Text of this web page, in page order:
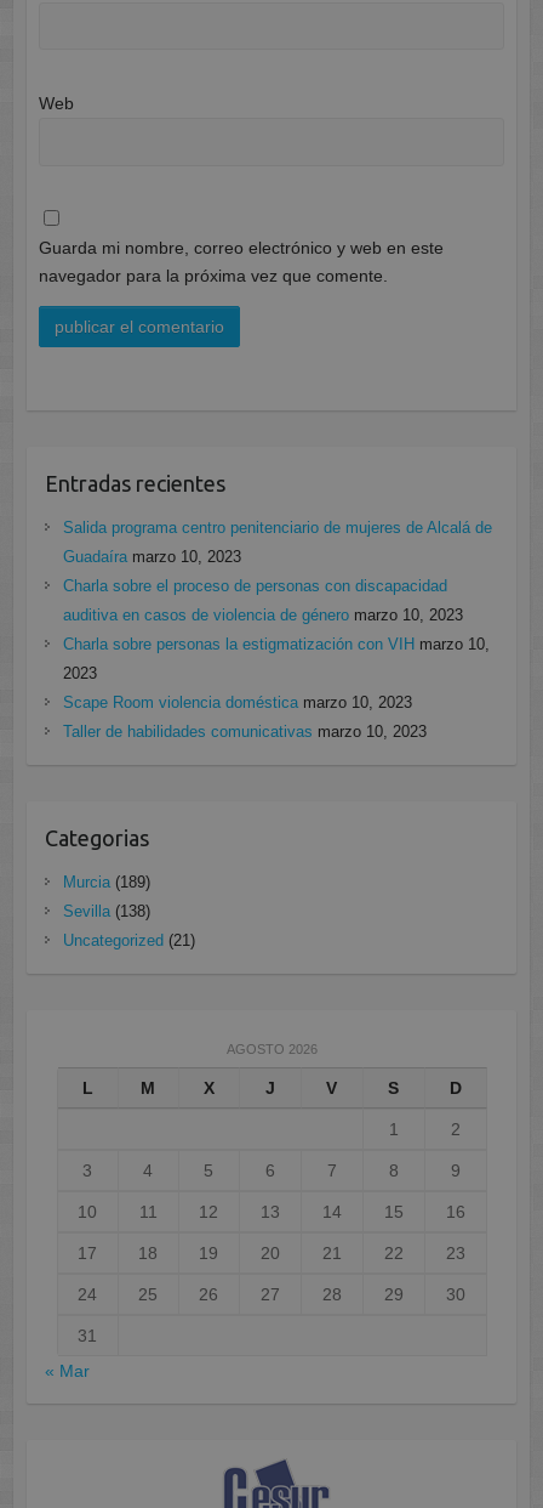
Web
Guarda mi nombre, correo electrónico y web en este
navegador para la próxima vez que comente.
Entradas recientes
Salida programa centro penitenciario de mujeres de Alcalá de
Guadaíra marzo 10, 2023
Charla sobre el proceso de personas con discapacidad
auditiva en casos de violencia de género marzo 10, 2023
Charla sobre personas la estigmatización con VIH marzo 10,
2023
Scape Room violencia doméstica marzo 10, 2023
Taller de habilidades comunicativas marzo 10, 2023
Categorias
Murcia(189)
Sevilla(138)
Uncategorized (21)
AGOSTO 2026
L M X J V S D
1 2
3 4 5 6 7 8 9
10 11 12 13 14 15 16
17 18 19 20 21 22 23
24 25 26 27 28 29 30
31
« Mar